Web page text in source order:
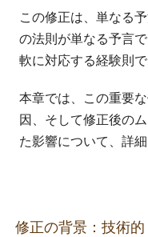
この修正は、単なる
の法則が単なる予言
軟に対応する経験則
本章では、この重要
因、そして修正後の
た影響について、詳細
修正の背景：技術